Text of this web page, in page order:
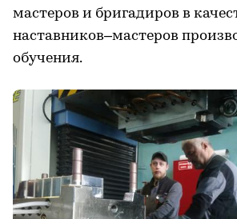
мастеров и бригадиров в
наставников–мастеров
обучения.